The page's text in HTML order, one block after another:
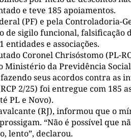
e teve 185 apoiamentos.
(PF) e pela Controladoria-
de sigilo funcional, falsificação
e associações.
Coronel Chrisóstomo (PL-
da Previdência
seus acordos contra as
2/25) foi entregue com 185
PL e Novo).
(RJ), informou que o
“Não é possível que
lento”, declarou.